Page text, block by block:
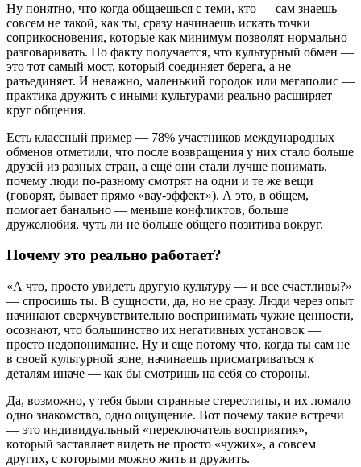
Ну понятно, что когда общаешься с теми, кто — сам знаешь —
совсем не такой, как ты, сразу начинаешь искать точки
соприкосновения, которые как минимум позволят нормально
разговаривать. По факту получается, что культурный обмен —
это тот самый мост, который соединяет берега, а не
разъединяет. И неважно, маленький городок или мегаполис —
практика дружить с иными культурами реально расширяет
круг общения.
Есть классный пример — 78% участников международных
обменов отметили, что после возвращения у них стало больше
друзей из разных стран, а ещё они стали лучше понимать,
почему люди по-разному смотрят на одни и те же вещи
(говорят, бывает прямо «вау-эффект»). А это, в общем,
помогает банально — меньше конфликтов, больше
дружелюбия, чуть ли не больше общего позитива вокруг.
Почему это реально работает?
«А что, просто увидеть другую культуру — и все счастливы?»
— спросишь ты. В сущности, да, но не сразу. Люди через опыт
начинают сверхчувствительно воспринимать чужие ценности,
осознают, что большинство их негативных установок —
просто недопонимание. Ну и еще потому что, когда ты сам не
в своей культурной зоне, начинаешь присматриваться к
деталям иначе — как бы смотришь на себя со стороны.
Да, возможно, у тебя были странные стереотипы, и их ломало
одно знакомство, одно ощущение. Вот почему такие встречи
— это индивидуальный «переключатель восприятия»,
который заставляет видеть не просто «чужих», а совсем
других, с которыми можно жить и дружить.